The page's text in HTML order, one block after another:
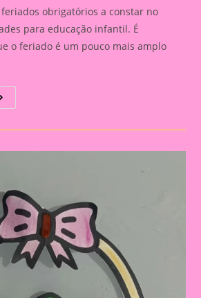
feriados obrigatórios a constar no
para educação infantil. É
o feriado é um pouco mais amplo
Atividade